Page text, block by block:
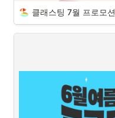
클래스팅 7월 프로모션